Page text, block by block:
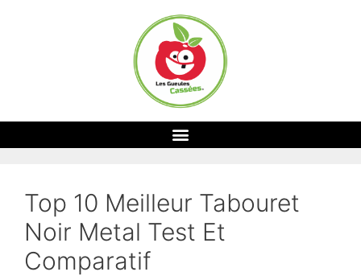
Top 10 Meilleur Tabouret
Noir Metal Test Et
Comparatif